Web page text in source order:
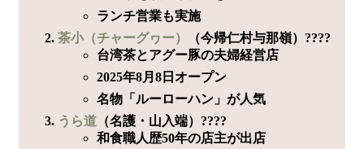
ランチ営業も実施
茶小（チャーグヮー）
（今帰仁村与那嶺）????
台湾茶とアグー豚の夫婦経営店
2025年8月8日オープン
名物「ルーローハン」が人気
うら道 （名護・山入端）????
和食職人歴50年の店主が出店